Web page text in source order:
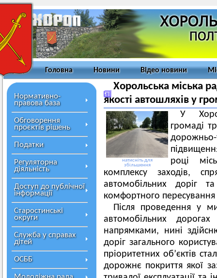
Головна Новини Відео новини
Нормативно-
правова база
Обговорення
проєктів рішень
Податки
Регуляторна
діяльність
Доступ до публічної
інформації
Старостинські
округи
Служба у справах
дітей
ОСББ
Хорольська міська
якості автошляхів у
натисніть для
збільшення
У
громаді
році
комплексу заходів,
автомобільних доріг
комфортного
Після проведення у
автомобільних
напрямками, нині
доріг загального
пріоритетних об’єктів
дорожнє покриття якої